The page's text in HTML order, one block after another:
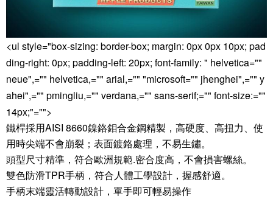
<ul style="box-sizing: border-box; margin: 0px 0px 10px; pad
ding-right: 0px; padding-left: 20px; font-family: " helvetica=""
neue",="" helvetica,="" arial,="" "microsoft="" jhenghei",="" y
ahei",="" pmingliu,="" verdana,="" sans-serif;="" font-size:=""
14px;"="">
鐵桿採用AISI 8660鎳鉻鉬合金鋼精製，高硬度、高扭力、使
用時尖端不會崩裂；表面鍍鉻處理，不易生鏽。
頭型尺寸精準，符合歐洲規範.密合度高，不會損害螺絲。
雙色防滑TPR手柄，符合人體工學設計，握感舒適。
手柄末端靈活轉動設計，單手即可輕易操作